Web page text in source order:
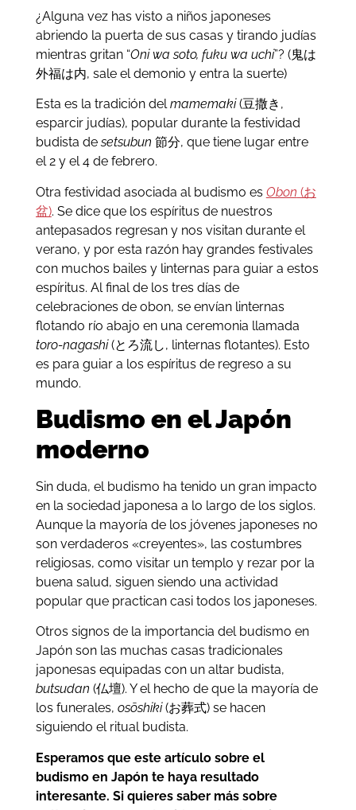
¿Alguna vez has visto a niños japoneses
abriendo la puerta de sus casas y tirando judías
mientras gritan “Oni wa soto, fuku wa uchi”? (鬼は
外福は内, sale el demonio y entra la suerte)
Esta es la tradición delmamemaki(豆撒き,
esparcir judías), popular durante la festividad
budista desetsubun 節分, que tiene lugar entre
el 2 y el 4 de febrero.
Otra festividad asociada al budismo es Obon (お
盆). Se dice que los espíritus de nuestros
antepasados regresan y nos visitan durante el
verano, y por esta razón hay grandes festivales
con muchos bailes y linternas para guiar a estos
espíritus. Al final de los tres días de
celebraciones de obon, se envían linternas
flotando río abajo en una ceremonia llamada
toro-nagashi(とろ流し, linternas flotantes). Esto
es para guiar a los espíritus de regreso a su
mundo.
Budismo en el Japón
moderno
Sin duda, el budismo ha tenido un gran impacto
en la sociedad japonesa a lo largo de los siglos.
Aunque la mayoría de los jóvenes japoneses no
son verdaderos «creyentes», las costumbres
religiosas, como visitar un templo y rezar por la
buena salud, siguen siendo una actividad
popular que practican casi todos los japoneses.
Otros signos de la importancia del budismo en
Japón son las muchas casas tradicionales
japonesas equipadas con un altar budista,
butsudan (仏壇). Y el hecho de que la mayoría de
los funerales, osōshiki(お葬式) se hacen
siguiendo el ritual budista.
Esperamos que este artículo sobre el
budismo en Japón te haya resultado
interesante. Si quieres saber más sobre